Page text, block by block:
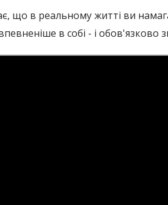
що в реальному житті ви
в собі - і